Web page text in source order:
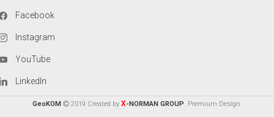
Facebook
Instagram
YouTube
LinkedIn
GeoKOM 2019 Created by X-NORMAN GROUP. Premium Design.